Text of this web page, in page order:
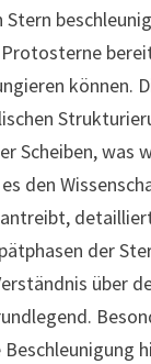
Stern
können.
Scheiben,
den
der
über